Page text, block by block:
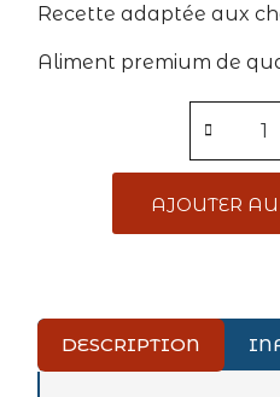
Recette adaptée aux
Aliment premium de
AJOUTER
DESCRIPTION